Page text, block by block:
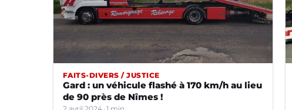
FAITS-DIVERS / JUSTICE
Gard : un véhicule flashé à 170 km/h au lieu
de 90 près de Nîmes !